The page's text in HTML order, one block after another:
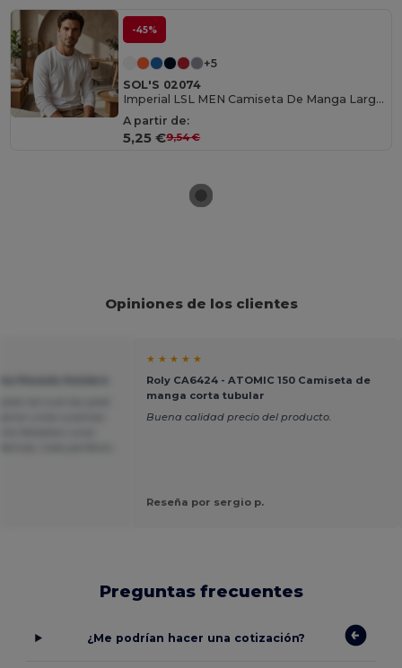
-45%
+5
SOL'S 02074
Imperial LSL MEN Camiseta De Manga Larga De Hombre
A partir de:
5,25 €9,54 €
Opiniones de los clientes
★ ★ ★ ★ ★
Roly CA6424 - ATOMIC 150 Camiseta de
manga corta tubular
Buena calidad precio del producto.
Reseña por sergio p.
Preguntas frecuentes
¿Me podrían hacer una cotización?